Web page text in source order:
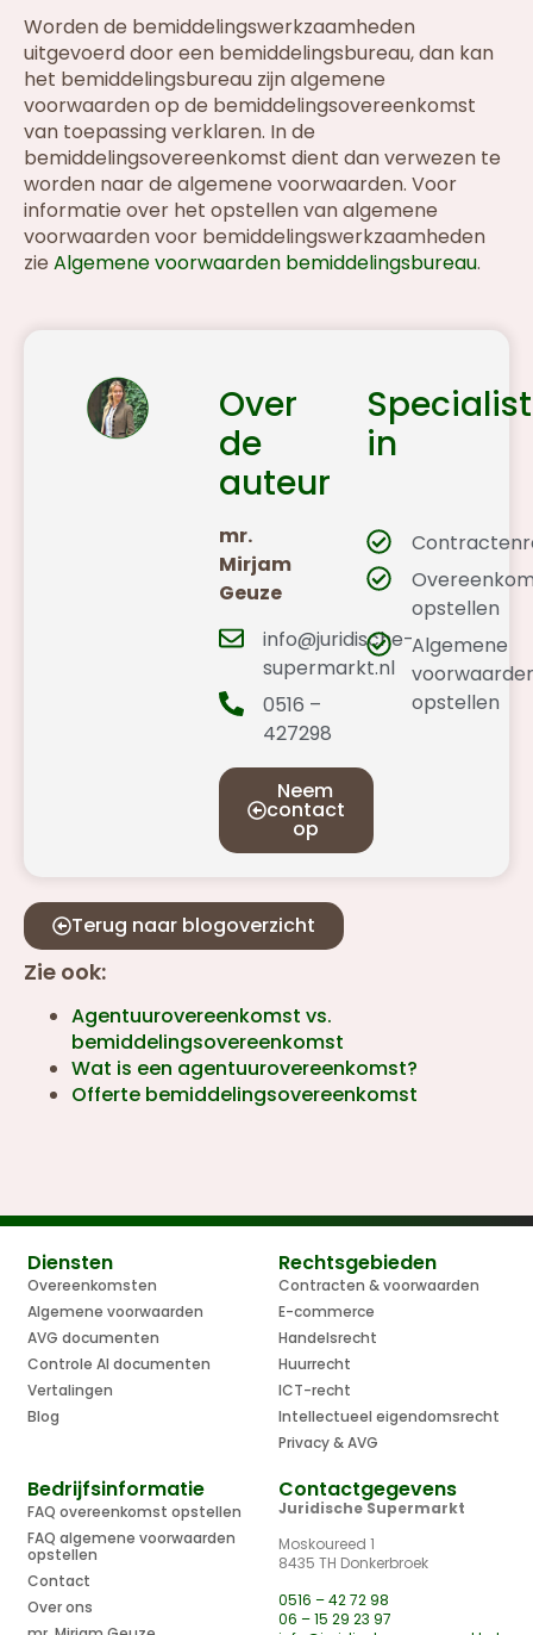
Worden de bemiddelingswerkzaamheden
uitgevoerd door een bemiddelingsbureau, dan kan
het bemiddelingsbureau zijn algemene
voorwaarden op de bemiddelingsovereenkomst
van toepassing verklaren. In de
bemiddelingsovereenkomst dient dan verwezen te
worden naar de algemene voorwaarden. Voor
informatie over het opstellen van algemene
voorwaarden voor bemiddelingswerkzaamheden
zie Algemene voorwaarden bemiddelingsbureau.
Over
de
auteur
mr.
Mirjam
Geuze
info@juridische-
supermarkt.nl
0516 –
427298
Neem
contact
op
Specialist
in
opstellen
Algemene
opstellen
Terug naar blogoverzicht
Zie ook:
Agentuurovereenkomst vs.
bemiddelingsovereenkomst
Wat is een agentuurovereenkomst?
Offerte bemiddelingsovereenkomst
Diensten
Overeenkomsten
Algemene voorwaarden
AVG documenten
Controle AI documenten
Vertalingen
Blog
Rechtsgebieden
Contracten & voorwaarden
E-commerce
Handelsrecht
Huurrecht
ICT-recht
Intellectueel eigendomsrecht
Privacy & AVG
Bedrijfsinformatie
FAQ overeenkomst opstellen
FAQ algemene voorwaarden
opstellen
Contact
Over ons
Contactgegevens
Juridische Supermarkt
Moskoureed 1
8435 TH Donkerbroek
0516 – 42 72 98
06 – 15 29 23 97